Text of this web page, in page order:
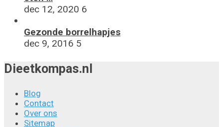
dec 12, 2020 6
Gezonde borrelhapjes
dec 9, 2016 5
Dieetkompas.nl
Blog
Contact
Over ons
Sitemap